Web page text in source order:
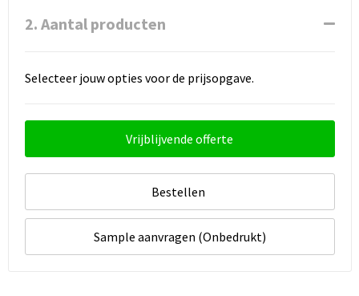
2. Aantal producten
Selecteer jouw opties voor de prijsopgave.
Vrijblijvende offerte
Bestellen
Sample aanvragen (Onbedrukt)